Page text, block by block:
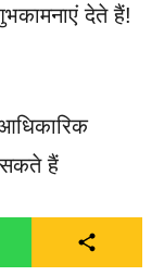
देते हैं!
हैं